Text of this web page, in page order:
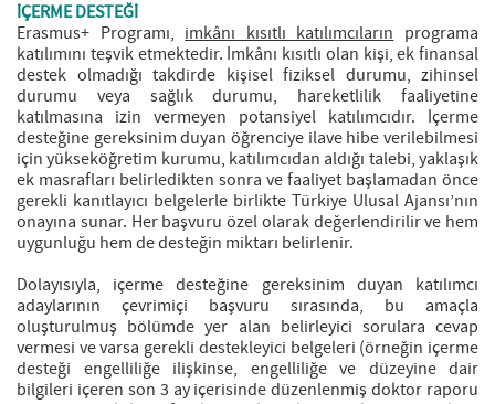
İÇERME DESTEĞİ
Erasmus+ Programı, imkânı kısıtlı katılımcıların programa
katılımını teşvik etmektedir. İmkânı kısıtlı olan kişi, ek finansal
destek olmadığı takdirde kişisel fiziksel durumu, zihinsel
durumu veya sağlık durumu, hareketlilik faaliyetine
katılmasına izin vermeyen potansiyel katılımcıdır. İçerme
desteğine gereksinim duyan öğrenciye ilave hibe verilebilmesi
için yükseköğretim kurumu, katılımcıdan aldığı talebi, yaklaşık
ek masrafları belirledikten sonra ve faaliyet başlamadan önce
gerekli kanıtlayıcı belgelerle birlikte Türkiye Ulusal Ajansı’nın
onayına sunar. Her başvuru özel olarak değerlendirilir ve hem
uygunluğu hem de desteğin miktarı belirlenir.
Dolayısıyla, içerme desteğine gereksinim duyan katılımcı
adaylarının çevrimiçi başvuru sırasında, bu amaçla
oluşturulmuş bölümde yer alan belirleyici sorulara cevap
vermesi ve varsa gerekli destekleyici belgeleri (örneğin içerme
desteği engelliliğe ilişkinse, engelliliğe ve düzeyine dair
bilgileri içeren son 3 ay içerisinde düzenlenmiş doktor raporu